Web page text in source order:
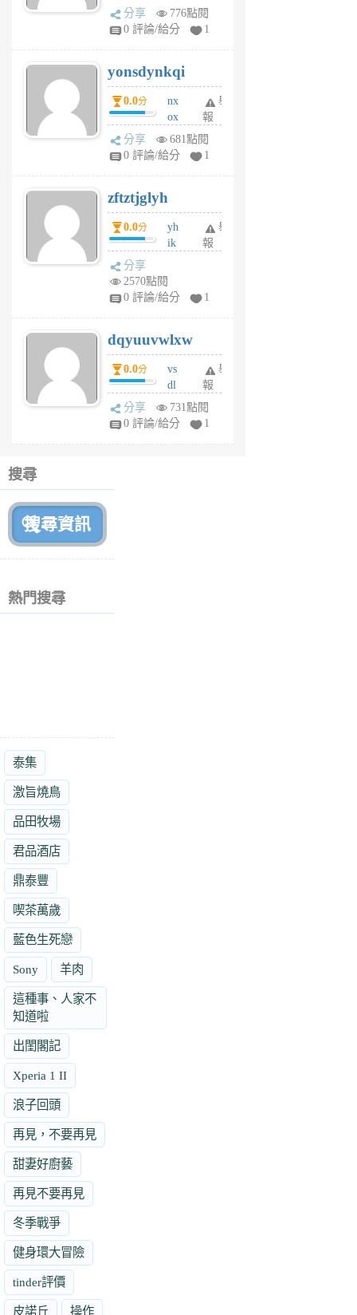
wt
sv
6
個
月
前
分享
776點閱
0 評論/給分
1
yonsdynkqi
0.0分
nx
ox
rh
pe
月
前
舉
報
分享
681點閱
0 評論/給分
1
zftztjglyh
0.0分
yh
ik
tu
6
個
月
前
舉
報
分享
2570點閱
0 評論/給分
1
dqyuuvwlxw
0.0分
vs
dl
sq
fy
舉
報
分享
731點閱
0 評論/給分
1
搜尋
熱門搜尋
泰集
激旨燒鳥
品田牧場
君品酒店
鼎泰豐
喫茶萬歲
藍色生死戀
Sony 羊肉
這種事、人家不
知道啦
出閨閣記
Xperia 1 II
浪子回頭
再見，不要再見
甜妻好廚藝
再見不要再見
冬季戰爭
健身環大冒險
tinder評價
皮諾丘 操作